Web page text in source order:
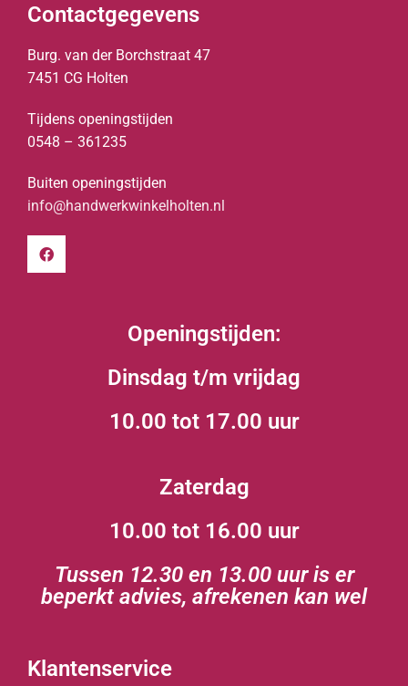
Contactgegevens
Burg. van der Borchstraat 47
7451 CG Holten
Tijdens openingstijden
0548 – 361235
Buiten openingstijden
info@handwerkwinkelholten.nl
Openingstijden:
Dinsdag t/m vrijdag
10.00 tot 17.00 uur
Zaterdag
10.00 tot 16.00 uur
Tussen 12.30 en 13.00 uur is er
beperkt advies, afrekenen kan wel
Klantenservice